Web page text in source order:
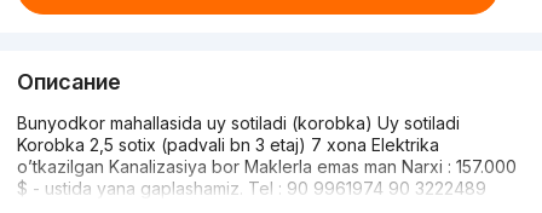
Описание
Bunyodkor mahallasida uy sotiladi (korobka) Uy sotiladi
Korobka 2,5 sotix (padvali bn 3 etaj) 7 xona Elektrika
o’tkazilgan Kanalizasiya bor Maklerla emas man Narxi : 157.000
$ - ustida yana gaplashamiz. Tel : 90 9961974 90 3222489